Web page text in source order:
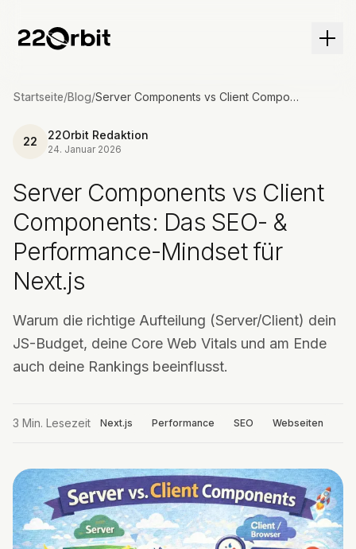
Startseite/Blog/ Server Components vs Client Components: Das SEO- & Performance-Mindset für Next.js
22 22Orbit Redaktion
24. Januar 2026
Server Components vs Client
Components: Das SEO- &
Performance-Mindset für
Next.js
Warum die richtige Aufteilung (Server/Client) dein
JS-Budget, deine Core Web Vitals und am Ende
auch deine Rankings beeinflusst.
3 Min. Lesezeit Next.js Performance SEO Webseiten